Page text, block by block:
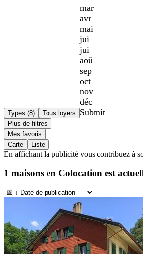
Types (8) Tous loyers
mar
avr
mai
jui
jui
aoû
sep
oct
nov
déc
Submit
Plus de filtres
Mes favoris
Carte
Liste
En affichant la publicité vous contribuez à
1 maisons en Colocation est